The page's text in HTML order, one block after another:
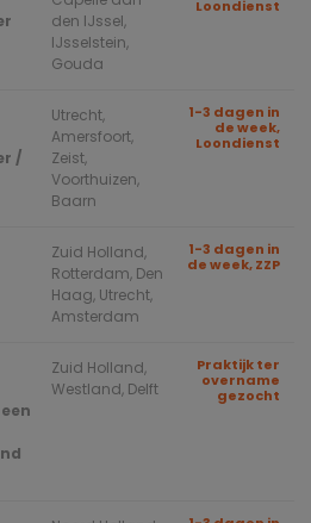
den IJssel,
IJsselstein,
Gouda
Loondienst
/
Utrecht,
Amersfoort,
Zeist,
Voorthuizen,
Baarn
1-3 dagen in
de week,
Loondienst
Zuid Holland,
Rotterdam, Den
Haag, Utrecht,
Amsterdam
1-3 dagen in
de week, ZZP
Zuid Holland,
Westland, Delft
Praktijk ter
overname
gezocht